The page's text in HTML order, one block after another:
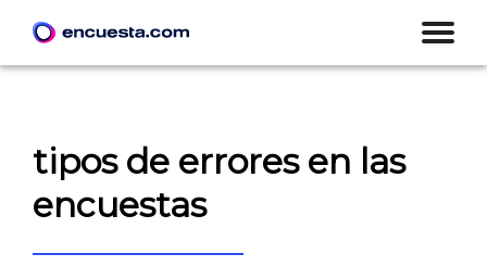
tipos de errores en las
encuestas